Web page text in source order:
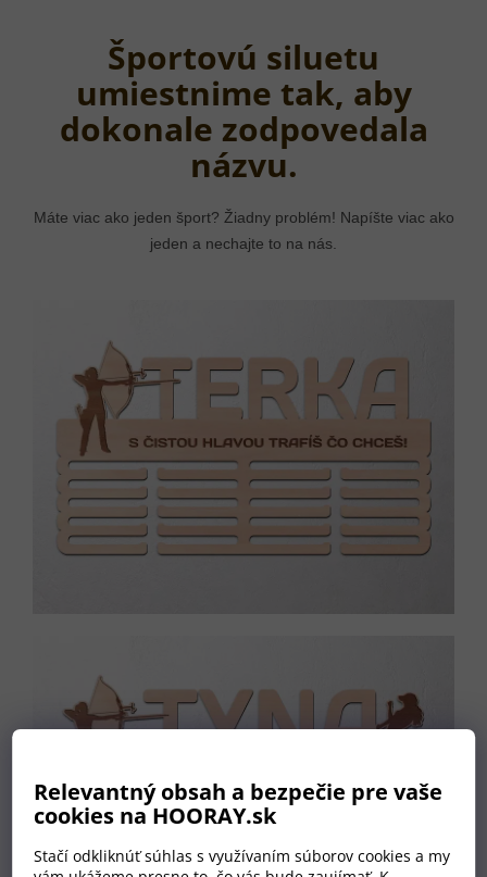
Relevantný obsah a bezpečie pre vaše
cookies na HOORAY.sk
Stačí odkliknúť súhlas s využívaním súborov cookies a my
Športovú siluetu
umiestnime tak, aby
dokonale zodpovedala
názvu.
Máte viac ako jeden šport? Žiadny problém! Napíšte viac ako
jeden a nechajte to na nás.